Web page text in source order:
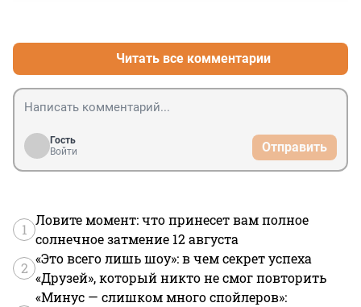
Читать все комментарии
Гость
Войти
Отправить
1
Ловите момент: что принесет вам полное
солнечное затмение 12 августа
2
«Это всего лишь шоу»: в чем секрет успеха
«Друзей», который никто не смог повторить
«Минус — слишком много спойлеров»: